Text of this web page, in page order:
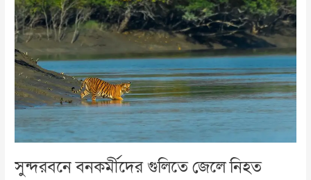
সুন্দরবনে বনকর্মীদের গুলিতে জেলে নিহত
বনকর্মীদের
গুলিতে
জেলে
নিহত